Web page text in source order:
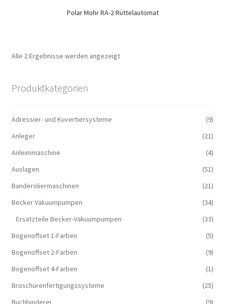
Polar Mohr RA-2 Rüttelautomat
Alle 2 Ergebnisse werden angezeigt
Produktkategorien
Adressier- und Kuvertiersysteme
(9)
Anleger
(21)
Anleimmaschine
(4)
Auslagen
(51)
Banderoliermaschinen
(21)
Becker Vakuumpumpen
(34)
Ersatzteile Becker-Vakuumpumpen
(33)
Bogenoffset 1-Farben
(5)
Bogenoffset 2-Farben
(9)
Bogenoffset 4-Farben
(1)
Broschürenfertigungssysteme
(25)
Buchbinderei
(9)